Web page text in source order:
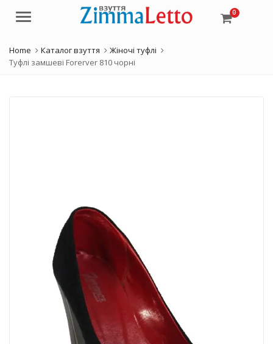
Menu 0
Home Каталог взуття
Жіночі туфлі
Туфлі замшеві Forerver 810 чорні